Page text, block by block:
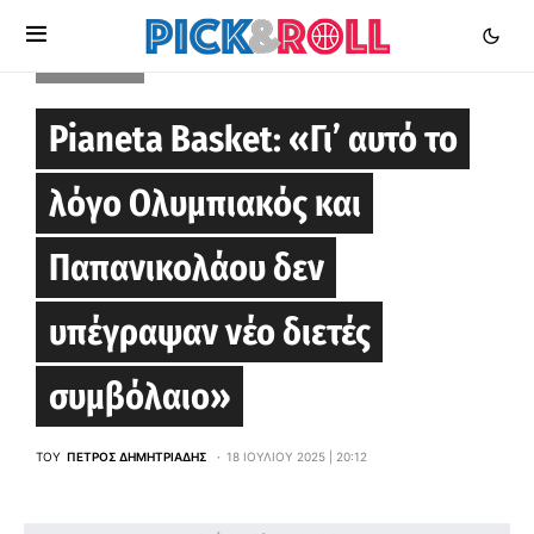
Pianeta Basket: «Γι’ αυτό το
λόγο Ολυμπιακός και
Παπανικολάου δεν
υπέγραψαν νέο διετές
συμβόλαιο»
ΤΟΥ ΠΈΤΡΟΣ ΔΗΜΗΤΡΙΆΔΗΣ 18 ΙΟΥΛΊΟΥ 2025 | 20:12